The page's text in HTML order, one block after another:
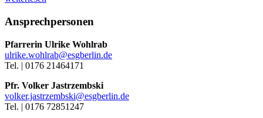
Ansprechpersonen
Pfarrerin Ulrike Wohlrab
ulrike.wohlrab@esgberlin.de
Tel. | 0176 21464171
Pfr. Volker Jastrzembski
volker.jastrzembski@esgberlin.de
Tel. | 0176 72851247